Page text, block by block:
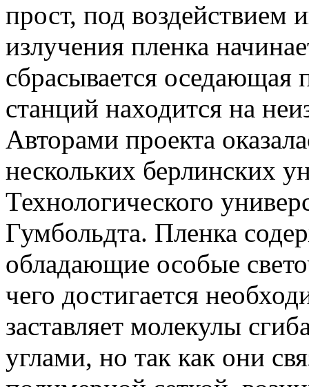
прост, под воздействием
излучения пленка
сбрасывается
станций находится на
Авторами проекта
нескольких берлинских
Технологического
Гумбольдта. Пленка
обладающие особые
чего достигается
заставляет молекулы
углами, но так как они